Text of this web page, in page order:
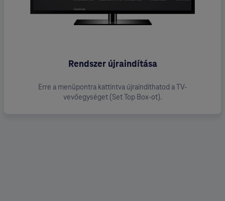
Rendszer újraindítása
Erre a menüpontra kattintva újraindíthatod a TV-
vevőegységet (Set Top Box-ot).